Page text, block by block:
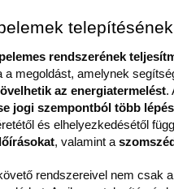
rendszerének
a megoldást, amelynek
az energiatermelést.
jogi szempontból több
és elhelyezkedésétől
, valamint a
rendszereivel nem csak